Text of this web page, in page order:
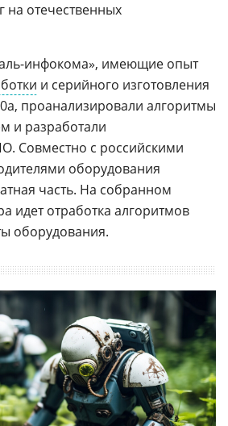
на отечественных
инфокома», имеющие опыт
и серийного изготовления
проанализировали алгоритмы
и разработали
Совместно с российскими
оборудования
часть. На собранном
идет отработка алгоритмов
оборудования.